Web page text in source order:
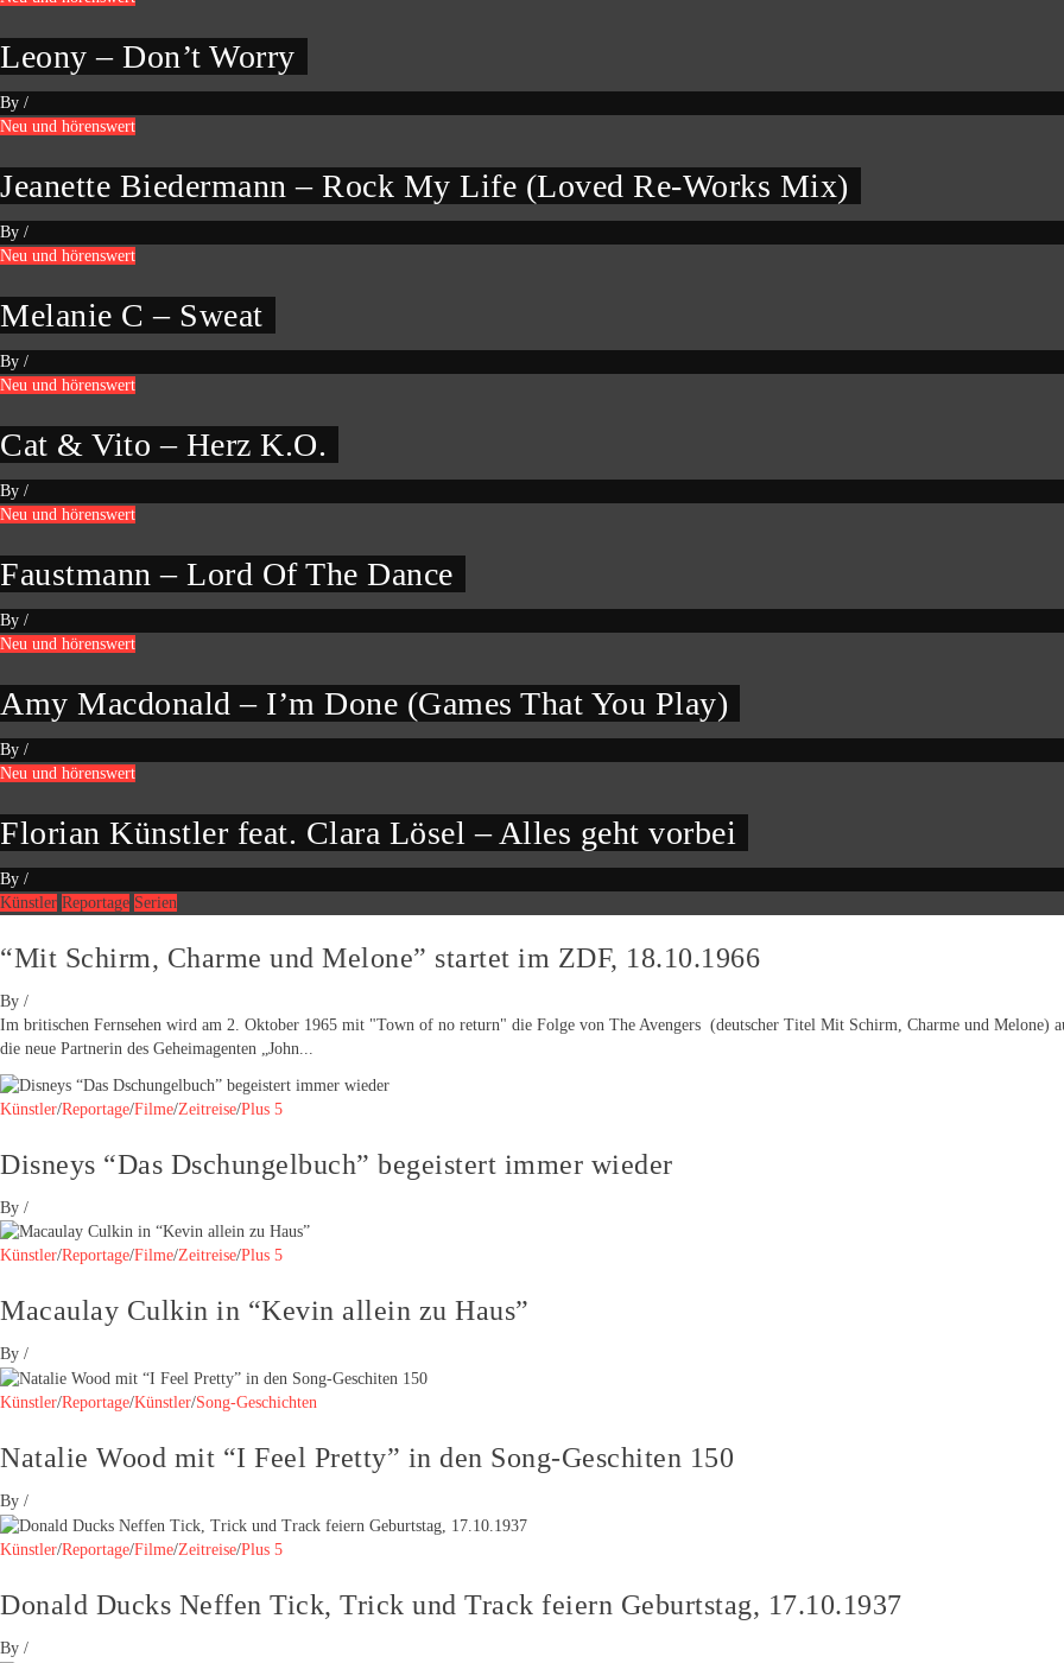
Leony – Don’t Worry
By /
Neu und hörenswert
Jeanette Biedermann – Rock My Life (Loved Re-Works Mix)
By /
Neu und hörenswert
Melanie C – Sweat
By /
Neu und hörenswert
Cat & Vito – Herz K.O.
By /
Neu und hörenswert
Faustmann – Lord Of The Dance
By /
Neu und hörenswert
Amy Macdonald – I’m Done (Games That You Play)
By /
Neu und hörenswert
Florian Künstler feat. Clara Lösel – Alles geht vorbei
By /
Künstler Reportage Serien
“Mit Schirm, Charme und Melone” startet im ZDF, 18.10.1966
By /
Im britischen Fernsehen wird am 2. Oktober 1965 mit "Town of no return" die Folge von The Avengers (deutscher Titel Mit Schirm, Charme und Melone)
die neue Partnerin des Geheimagenten „John...
Künstler/Reportage/Filme/Zeitreise/Plus 5
Disneys “Das Dschungelbuch” begeistert immer wieder
By /
Künstler/Reportage/Filme/Zeitreise/Plus 5
Macaulay Culkin in “Kevin allein zu Haus”
By /
Künstler/Reportage/Künstler/Song-Geschichten
Natalie Wood mit “I Feel Pretty” in den Song-Geschiten 150
By /
Künstler/Reportage/Filme/Zeitreise/Plus 5
Donald Ducks Neffen Tick, Trick und Track feiern Geburtstag, 17.10.1937
By /